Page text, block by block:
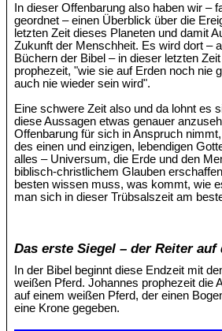
In dieser Offenbarung also haben wir –
geordnet – einen Überblick über die
letzten Zeit dieses Planeten und damit
Zukunft der Menschheit. Es wird dort –
Büchern der Bibel – in dieser letzten
prophezeit, "wie sie auf Erden noch nie
auch nie wieder sein wird".
Eine schwere Zeit also und da lohnt es
diese Aussagen etwas genauer
Offenbarung für sich in Anspruch
des einen und einzigen, lebendigen
alles – Universum, die Erde und den
biblisch-christlichem Glauben
besten wissen muss, was kommt, wie
man sich in dieser Trübsalszeit am
Das erste Siegel – der Reiter auf
In der Bibel beginnt diese Endzeit mit
weißen Pferd. Johannes prophezeit die
auf einem weißen Pferd, der einen
eine Krone gegeben.